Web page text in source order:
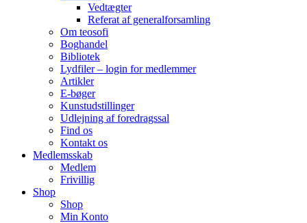
Vedtægter
Referat af generalforsamling
Om teosofi
Boghandel
Bibliotek
Lydfiler – login for medlemmer
Artikler
E-bøger
Kunstudstillinger
Udlejning af foredragssal
Find os
Kontakt os
Medlemsskab
Medlem
Frivillig
Shop
Shop
Min Konto